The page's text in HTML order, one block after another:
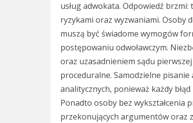
usług adwokata. Odpowiedź
ryzykami oraz wyzwaniami. Osoby
muszą być świadome wymogów
postępowaniu odwoławczym.
oraz uzasadnieniem sądu
proceduralne. Samodzielne
analitycznych, ponieważ każdy
Ponadto osoby bez wykształcenia
przekonujących argumentów oraz